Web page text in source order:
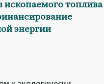
ископаемого топлива
энергии